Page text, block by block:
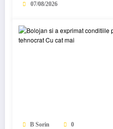
07/08/2026
B Sorin 0